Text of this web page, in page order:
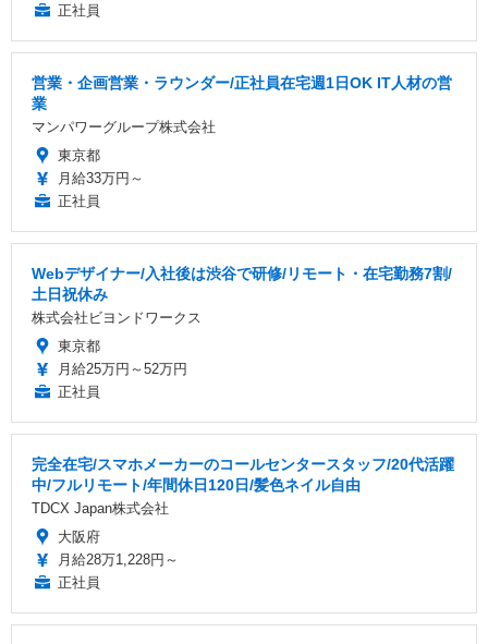
正社員
営業・企画営業・ラウンダー/正社員在宅週1日OK IT人材の営
業
マンパワーグループ株式会社
東京都
月給33万円～
正社員
Webデザイナー/入社後は渋谷で研修/リモート・在宅勤務7割/
土日祝休み
株式会社ビヨンドワークス
東京都
月給25万円～52万円
正社員
完全在宅/スマホメーカーのコールセンタースタッフ/20代活躍
中/フルリモート/年間休日120日/髪色ネイル自由
TDCX Japan株式会社
大阪府
月給28万1,228円～
正社員